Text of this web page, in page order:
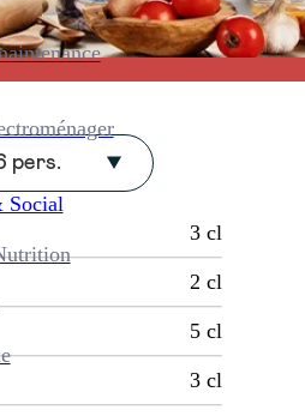
Social
pers.
3 cl
2 cl
5 cl
3 cl